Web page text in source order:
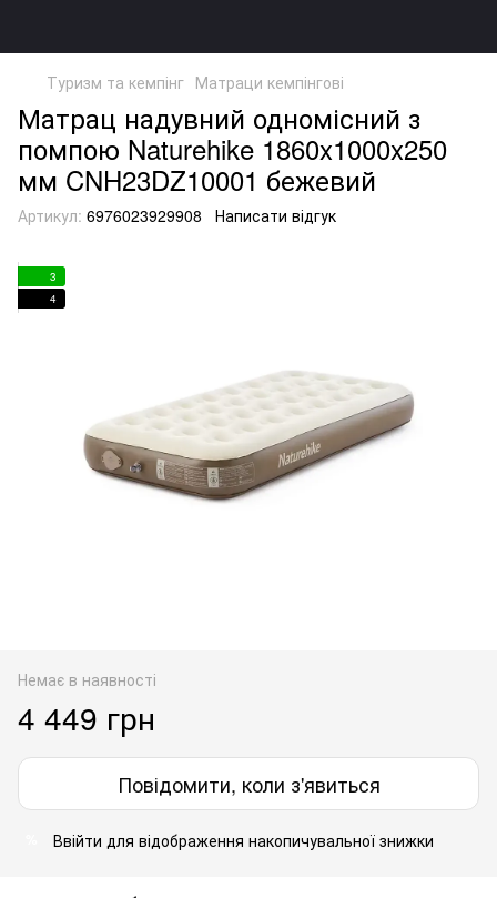
Туризм та кемпінг Матраци кемпінгові
Матрац надувний одномісний з
помпою Naturehike 1860x1000x250
мм CNH23DZ10001 бежевий
Артикул: 6976023929908 Написати відгук
3
4
Немає в наявності
4 449 грн
Повідомити, коли з'явиться
Ввійти для відображення накопичувальної знижки